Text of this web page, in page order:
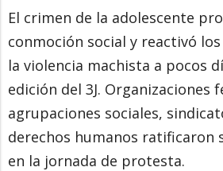
El crimen de la adolescente
conmoción social y reactivó
la violencia machista a pocos
edición del 3J. Organizaciones
agrupaciones sociales,
derechos humanos ratificaron
en la jornada de protesta.